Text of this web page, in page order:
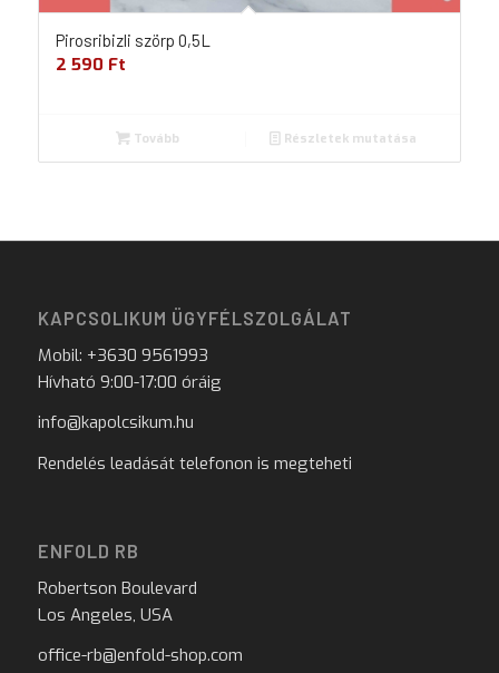
Pirosribizli szörp 0,5L
2 590 Ft
Tovább Részletek mutatása
KAPCSOLIKUM ÜGYFÉLSZOLGÁLAT
Mobil: +3630 9561993
Hívható 9:00-17:00 óráig
info@kapolcsikum.hu
Rendelés leadását telefonon is megteheti
ENFOLD RB
Robertson Boulevard
Los Angeles, USA
office-rb@enfold-shop.com